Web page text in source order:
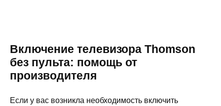
Включение телевизора Thomson
без пульта: помощь от
производителя
Если у вас возникла необходимость включить